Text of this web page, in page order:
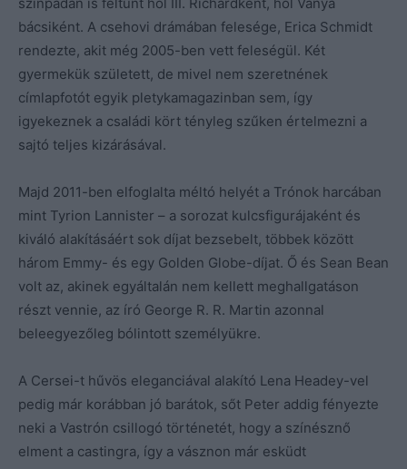
bácsiként. A csehovi drámában felesége, Erica Schmidt
rendezte, akit még 2005-ben vett feleségül. Két
gyermekük született, de mivel nem szeretnének
címlapfotót egyik pletykamagazinban sem, így
igyekeznek a családi kört tényleg szűken értelmezni a
sajtó teljes kizárásával.
Majd 2011-ben elfoglalta méltó helyét a Trónok harcában
mint Tyrion Lannister – a sorozat kulcsfigurájaként és
kiváló alakításáért sok díjat bezsebelt, többek között
három Emmy- és egy Golden Globe-díjat. Ő és Sean Bean
volt az, akinek egyáltalán nem kellett meghallgatáson
részt vennie, az író George R. R. Martin azonnal
beleegyezőleg bólintott személyükre.
A Cersei-t hűvös eleganciával alakító Lena Headey-vel
pedig már korábban jó barátok, sőt Peter addig fényezte
neki a Vastrón csillogó történetét, hogy a színésznő
elment a castingra, így a vásznon már esküdt